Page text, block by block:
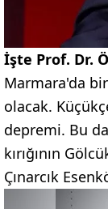
İşte Prof. Dr.
Marmara'da
olacak.
depremi. Bu
kırığının
Çınarcık